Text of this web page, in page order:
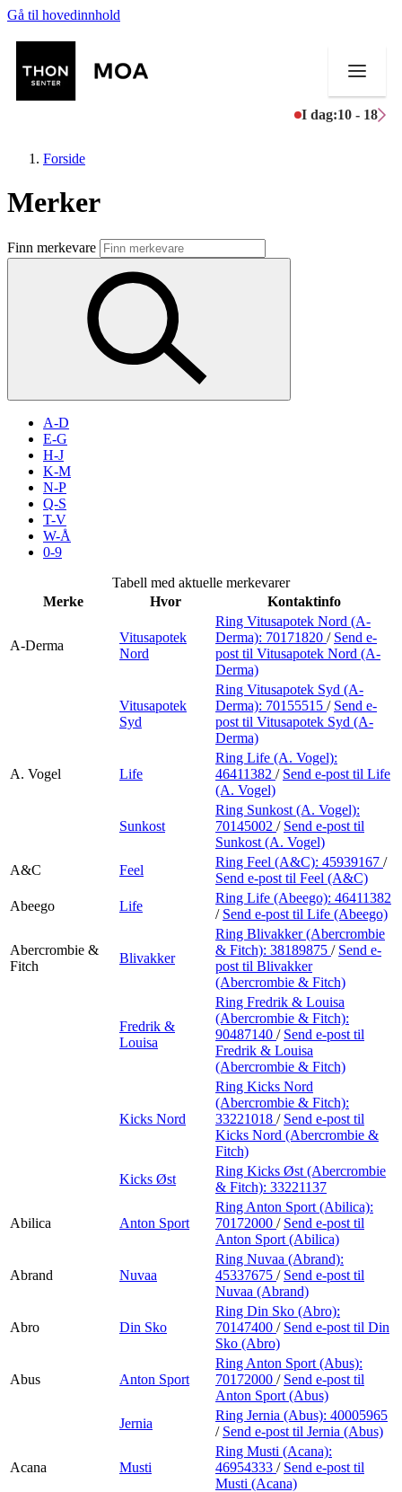
Gå til hovedinnhold
I dag:10 - 18
Butikker
Mat og drikke
Aktiviteter
Inspirasjon
Søk
Praktisk informasjon
Ledige stillinger
Forside
Merker
Finn merkevare
A-D
E-G
H-J
K-M
N-P
Q-S
T-V
W-Å
0-9
Tabell med aktuelle merkevarer
Merke
Hvor Kontaktinfo
A-Derma
Vitusapotek
Nord
Ring Vitusapotek Nord (A-
Derma): 70171820 / Send e-
post til Vitusapotek Nord (A-
Derma)
Vitusapotek
Syd
Ring Vitusapotek Syd (A-
Derma): 70155515 / Send e-
post til Vitusapotek Syd (A-
Derma)
A. Vogel Life
Ring Life (A. Vogel):
46411382 / Send e-post til Life
(A. Vogel)
Sunkost
Ring Sunkost (A. Vogel):
70145002 / Send e-post til
Sunkost (A. Vogel)
A&C
Feel
Ring Feel (A&C): 45939167 /
Send e-post til Feel (A&C)
Abeego
Life
Ring Life (Abeego): 46411382
/ Send e-post til Life (Abeego)
Abercrombie &
Fitch
Blivakker
Ring Blivakker (Abercrombie
& Fitch): 38189875 / Send e-
post til Blivakker
(Abercrombie & Fitch)
Fredrik &
Louisa
Ring Fredrik & Louisa
(Abercrombie & Fitch):
90487140 / Send e-post til
Fredrik & Louisa
(Abercrombie & Fitch)
Kicks Nord
Ring Kicks Nord
(Abercrombie & Fitch):
33221018 / Send e-post til
Kicks Nord (Abercrombie &
Fitch)
Kicks Øst
Ring Kicks Øst (Abercrombie
& Fitch): 33221137
Abilica Anton Sport
Ring Anton Sport (Abilica):
70172000 / Send e-post til
Anton Sport (Abilica)
Abrand Nuvaa
Ring Nuvaa (Abrand):
45337675 / Send e-post til
Nuvaa (Abrand)
Abro Din Sko
Ring Din Sko (Abro):
70147400 / Send e-post til Din
Sko (Abro)
Abus Anton Sport
Ring Anton Sport (Abus):
70172000 / Send e-post til
Anton Sport (Abus)
Jernia
Ring Jernia (Abus): 40005965
/ Send e-post til Jernia (Abus)
Acana Musti
Ring Musti (Acana):
46954333 / Send e-post til
Musti (Acana)